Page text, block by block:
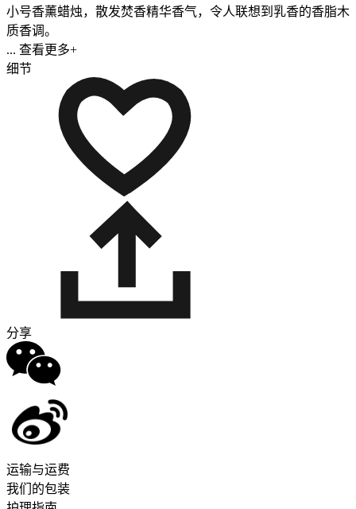
小号香薰蜡烛，散发焚香精华香气，令人联想到乳香的香脂木
质香调。
... 查看更多+
细节
分享
运输与运费
我们的包装